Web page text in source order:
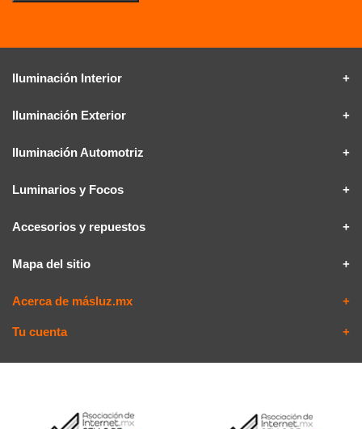
Iluminación Interior
Iluminación Exterior
Iluminación Automotriz
Luminarios y Focos
Accesorios y repuestos
Mapa del sitio
Acerca de másluz.mx
Tu cuenta